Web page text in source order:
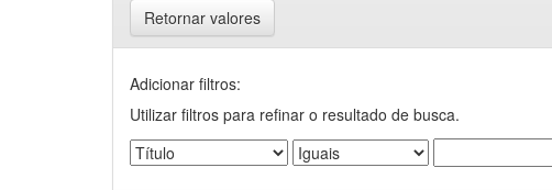
Retornar valores
Adicionar filtros:
Utilizar filtros para refinar o resultado de busca.